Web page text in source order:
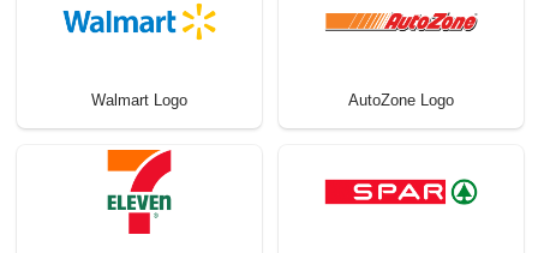
Walmart Logo AutoZone Logo